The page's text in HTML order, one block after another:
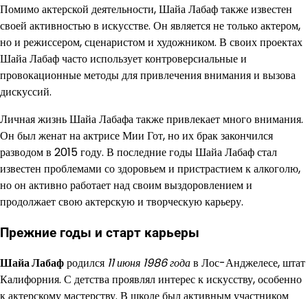
Помимо актерской деятельности, Шайа Лабаф также известен
своей активностью в искусстве. Он является не только актером,
но и режиссером, сценаристом и художником. В своих проектах
Шайа Лабаф часто использует контроверсиальные и
провокационные методы для привлечения внимания и вызова
дискуссий.
Личная жизнь Шайа Лабафа также привлекает много внимания.
Он был женат на актрисе Мии Гот, но их брак закончился
разводом в 2015 году. В последние годы Шайа Лабаф стал
известен проблемами со здоровьем и пристрастием к алкоголю,
но он активно работает над своим выздоровлением и
продолжает свою актерскую и творческую карьеру.
Прежние годы и старт карьеры
Шайа Лабафродился 11 июня 1986 годав Лос-Анджелесе, штат
Калифорния. С детства проявлял интерес к искусству, особенно